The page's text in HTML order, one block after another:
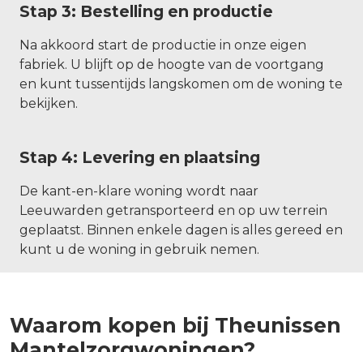
Stap 3: Bestelling en productie
Na akkoord start de productie in onze eigen
fabriek. U blijft op de hoogte van de voortgang
en kunt tussentijds langskomen om de woning te
bekijken.
Stap 4: Levering en plaatsing
De kant-en-klare woning wordt naar
Leeuwarden getransporteerd en op uw terrein
geplaatst. Binnen enkele dagen is alles gereed en
kunt u de woning in gebruik nemen.
Waarom kopen bij Theunissen